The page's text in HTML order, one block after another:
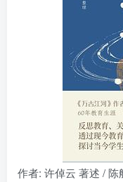
作者: 许倬云 著述 /
登录密码
记住登录